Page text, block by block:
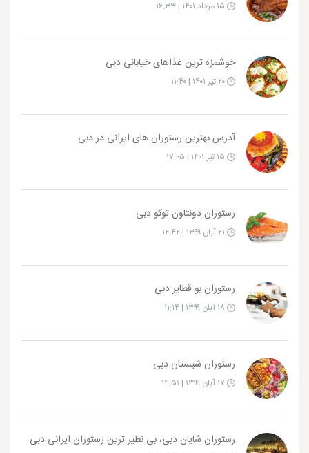
خوشمزه ترین غذاهای خیابانی دبی
آدرس بهترین رستوران های ایرانی در دبی
رستوران دونتاون توکو دبی
رستوران بو قطایر دبی
رستوران شبستان دبی
رستوران شایان دبی، بی نظیر ترین رستوران ایرانی دبی